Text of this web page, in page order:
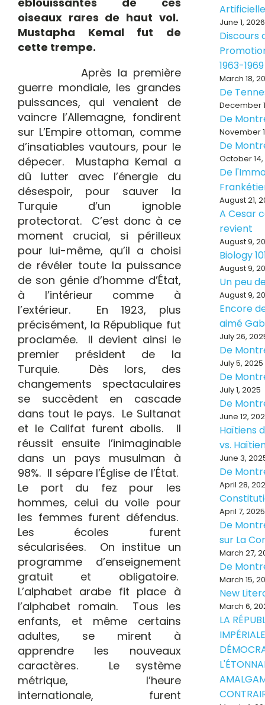
oiseaux rares de haut vol.
Mustapha Kemal fut de
cette trempe.
Après la première
guerre mondiale, les grandes
puissances, qui venaient de
vaincre l’Allemagne, fondirent
sur L’Empire ottoman, comme
d’insatiables vautours, pour le
dépecer. Mustapha Kemal a
dû lutter avec l’énergie du
désespoir, pour sauver la
Turquie d’un ignoble
protectorat. C’est donc à ce
moment crucial, si périlleux
pour lui-même, qu’il a choisi
de révéler toute la puissance
de son génie d’homme d’État,
à l’intérieur comme à
l’extérieur. En 1923, plus
précisément, la République fut
proclamée. Il devient ainsi le
premier président de la
Turquie. Dès lors, des
changements spectaculaires
se succèdent en cascade
dans tout le pays. Le Sultanat
et le Califat furent abolis. Il
réussit ensuite l’inimaginable
dans un pays musulman à
98%. Il sépare l’Église de l’État.
Le port du fez pour les
hommes, celui du voile pour
les femmes furent défendus.
Les écoles furent
sécularisées. On institue un
programme d’enseignement
gratuit et obligatoire.
L’alphabet arabe fit place à
l’alphabet romain. Tous les
enfants, et même certains
adultes, se mirent à
apprendre les nouveaux
caractères. Le système
métrique, l’heure
internationale, furent
June 1, 2026
Discours
1963-1969
March 18,
De
December
De
November
De
October
De
August 21,
A Cesar
revient
August 9,
Biology
August 9,
Un peu
August 9,
Encore
aimé
July 26,
De
July 5, 2025
De
July 1, 2025
De
June 12,
Haïtiens
vs.
June 3,
De
April 28,
April 7, 2025
De
sur La
March 27,
De
March 15,
New
March 6,
LA